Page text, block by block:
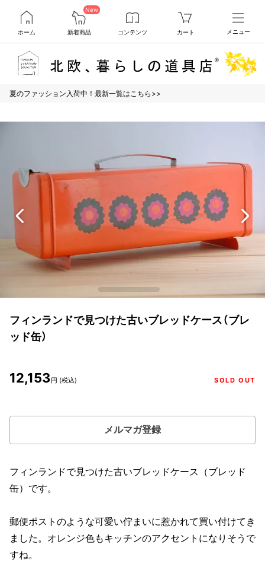
ホーム
New
新着商品 コンテンツ カート メニュー
夏のファッション入荷中！最新一覧はこちら>>
フィンランドで見つけた古いブレッドケース（ブレ
ッド缶）
12,153円 (税込) SOLD OUT
メルマガ登録
フィンランドで見つけた古いブレッドケース（ブレッド
缶）です。
郵便ポストのような可愛い佇まいに惹かれて買い付けてき
ました。オレンジ色もキッチンのアクセントになりそうで
すね。